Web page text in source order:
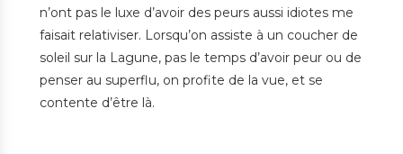
n’ont pas le luxe d’avoir des peurs aussi idiotes me
faisait relativiser. Lorsqu’on assiste à un coucher de
soleil sur la Lagune, pas le temps d’avoir peur ou de
penser au superflu, on profite de la vue, et se
contente d’être là.